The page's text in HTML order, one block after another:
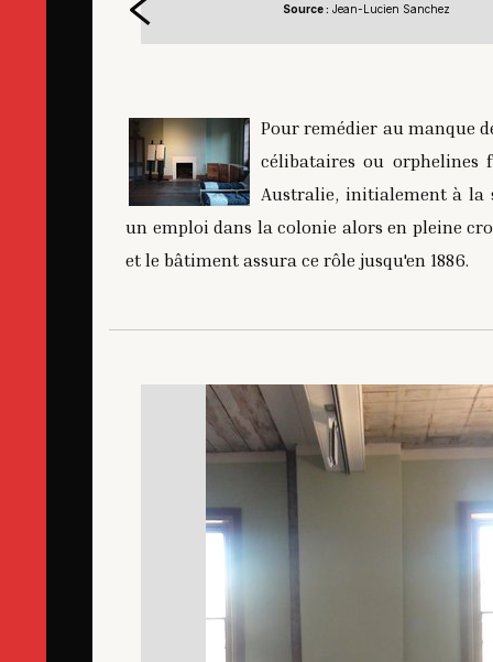
Source : Jean-Lucien Sanchez
Pour remédier au manque
célibataires ou orphelines
Australie, initialement à la
un emploi dans la colonie alors en pleine
et le bâtiment assura ce rôle jusqu'en 1886.